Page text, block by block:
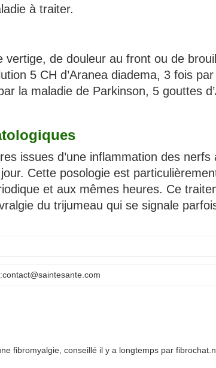
à traiter.
de douleur au front ou de
5 CH d’Aranea diadema, 3 fois
la maladie de Parkinson, 5 gouttes
issues d’une inflammation des nerfs
Cette posologie est
et aux mêmes heures. Ce
du trijumeau qui se signale
contact@saintesante.com
fibromyalgie, conseillé il y a longtemps par